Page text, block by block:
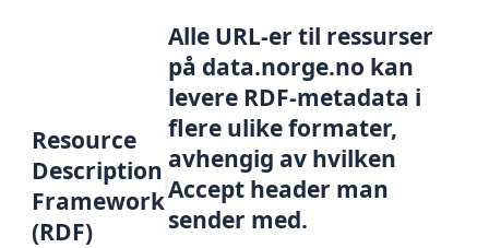
Resource
Description
Framework
(RDF)
Alle URL-er til ressurser
på data.norge.no kan
levere RDF-metadata i
flere ulike formater,
avhengig av hvilken
Accept header man
sender med.